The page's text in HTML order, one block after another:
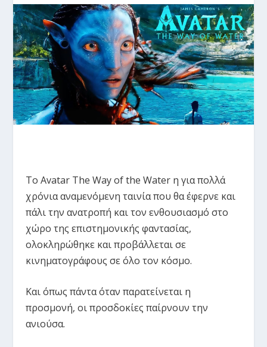
To Avatar The Way of the Water η για πολλά
χρόνια αναμενόμενη ταινία που θα έφερνε και
πάλι την ανατροπή και τον ενθουσιασμό στο
χώρο της επιστημονικής φαντασίας,
ολοκληρώθηκε και προβάλλεται σε
κινηματογράφους σε όλο τον κόσμο.
Και όπως πάντα όταν παρατείνεται η
προσμονή, οι προσδοκίες παίρνουν την
ανιούσα.